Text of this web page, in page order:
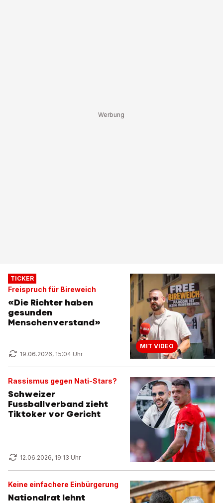
TICKER
Freispruch für Bireweich
«Die Richter haben
gesunden
Menschenverstand»
19.06.2026, 15:04 Uhr
MIT VIDEO
Rassismus gegen Nati-Stars?
Schweizer
Fussballverband zieht
Tiktoker vor Gericht
12.06.2026, 19:13 Uhr
Keine einfachere Einbürgerung
Nationalrat lehnt